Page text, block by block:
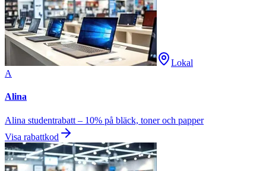
Lokal
A
Alina
Alina studentrabatt – 10% på bläck, toner och papper
Visa rabattkod